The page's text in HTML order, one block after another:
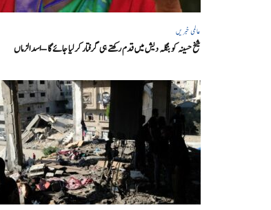
عالمی خبریں
شیخ حسینہ کو بنگلہ دیش میں قدم رکھتے ہی گرفتار کر لیا جائے گا – اسد الزماں